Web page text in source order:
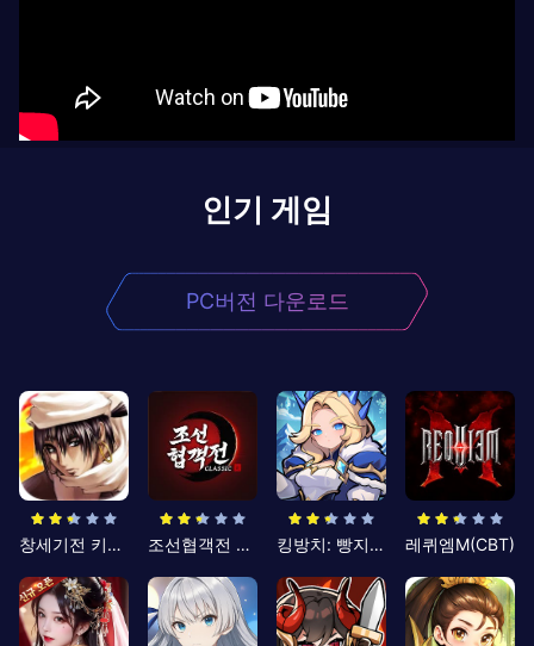
인기 게임
PC버전 다운로드
창세기전 키우기 조선협객전 클래식 킹방치: 빵지의 제왕 레퀴엠M(CBT)